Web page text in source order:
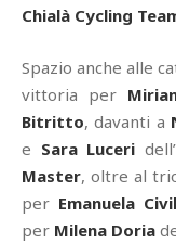
Chialà Cycling
Spazio anche alle
vittoria per
Bitritto, davanti a
e Sara Luceri dell’
Master, oltre al
per Emanuela
per Milena Doria